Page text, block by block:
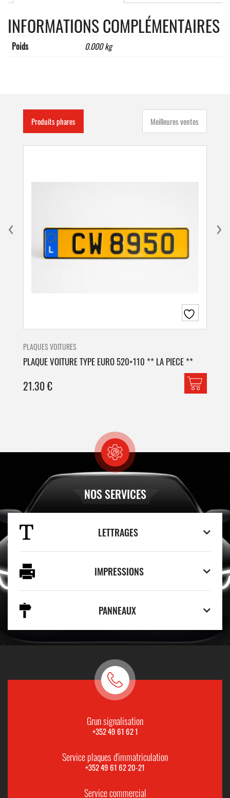
OUVERT
INTERDIT"
INFORMATIONS COMPLÉMENTAIRES
Poids 0.000 kg
Produits phares Meilleures ventes
PLAQUES VOITURES
PLAQUE VOITURE TYPE EURO 520×110 ** LA PIECE **
21.30€
NOS SERVICES
LETTRAGES
IMPRESSIONS
PANNEAUX
Grun signalisation
+352 49 61 62 1
Service plaques d'immatriculation
+352 49 61 62 20-21
Service commercial